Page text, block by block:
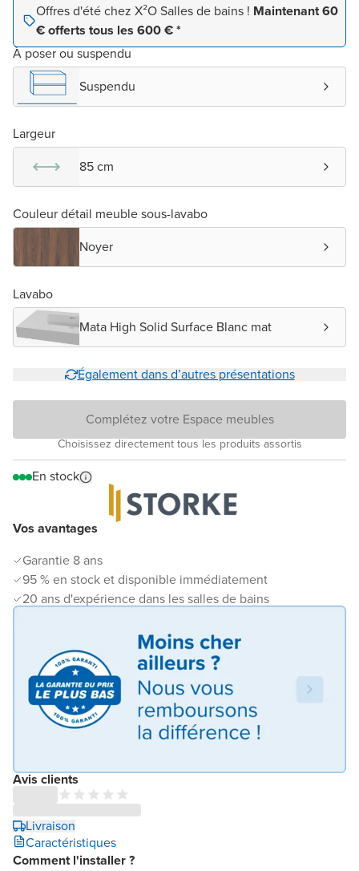
Vos avantages
Garantie 8 ans
95 % en stock et disponible immédiatement
20 ans d'expérience dans les salles de bains
Avis clients
Livraison
Caractéristiques
Comment l'installer ?
Offres d'été chez X²O Salles de bains ! Maintenant 60
€ offerts tous les 600 € *
À poser ou suspendu
Suspendu
Largeur
85 cm
Couleur détail meuble sous-lavabo
Noyer
Lavabo
Mata High Solid Surface Blanc mat
Également dans d’autres présentations
Complétez votre Espace meubles
Choisissez directement tous les produits assortis
En stock